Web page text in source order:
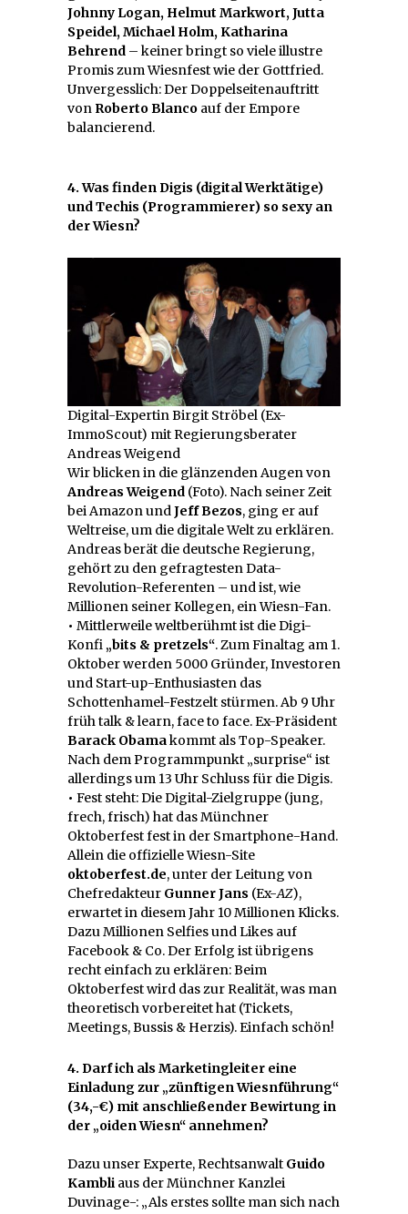
Johnny Logan, Helmut Markwort, Jutta
Speidel, Michael Holm, Katharina
Behrend – keiner bringt so viele illustre
Promis zum Wiesnfest wie der Gottfried.
Unvergesslich: Der Doppelseitenauftritt
von Roberto Blanco auf der Empore
balancierend.
4. Was finden Digis (digital Werktätige)
und Techis (Programmierer) so sexy an
der Wiesn?
Digital-Expertin Birgit Ströbel (Ex-
ImmoScout) mit Regierungsberater
Andreas Weigend
Wir blicken in die glänzenden Augen von
Andreas Weigend (Foto). Nach seiner Zeit
bei Amazon undJeff Bezos, ging er auf
Weltreise, um die digitale Welt zu erklären.
Andreas berät die deutsche Regierung,
gehört zu den gefragtesten Data-
Revolution-Referenten – und ist, wie
Millionen seiner Kollegen, ein Wiesn-Fan.
• Mittlerweile weltberühmt ist die Digi-
Konfi „bits & pretzels“. Zum Finaltag am 1.
Oktober werden 5000 Gründer, Investoren
und Start-up-Enthusiasten das
Schottenhamel-Festzelt stürmen. Ab 9 Uhr
früh talk & learn, face to face. Ex-Präsident
Barack Obamakommt als Top-Speaker.
Nach dem Programmpunkt „surprise“ ist
allerdings um 13 Uhr Schluss für die Digis.
• Fest steht: Die Digital-Zielgruppe (jung,
frech, frisch) hat das Münchner
Oktoberfest fest in der Smartphone-Hand.
Allein die offizielle Wiesn-Site
oktoberfest.de, unter der Leitung von
Chefredakteur Gunner Jans (Ex-AZ),
erwartet in diesem Jahr 10 Millionen Klicks.
Dazu Millionen Selfies und Likes auf
Facebook & Co. Der Erfolg ist übrigens
recht einfach zu erklären: Beim
Oktoberfest wird das zur Realität, was man
theoretisch vorbereitet hat (Tickets,
Meetings, Bussis & Herzis). Einfach schön!
4. Darf ich als Marketingleiter eine
Einladung zur „zünftigen Wiesnführung“
(34,-€) mit anschließender Bewirtung in
der „oiden Wiesn“ annehmen?
Dazu unser Experte, Rechtsanwalt Guido
Kambli aus der Münchner Kanzlei
Duvinage-: „Als erstes sollte man sich nach